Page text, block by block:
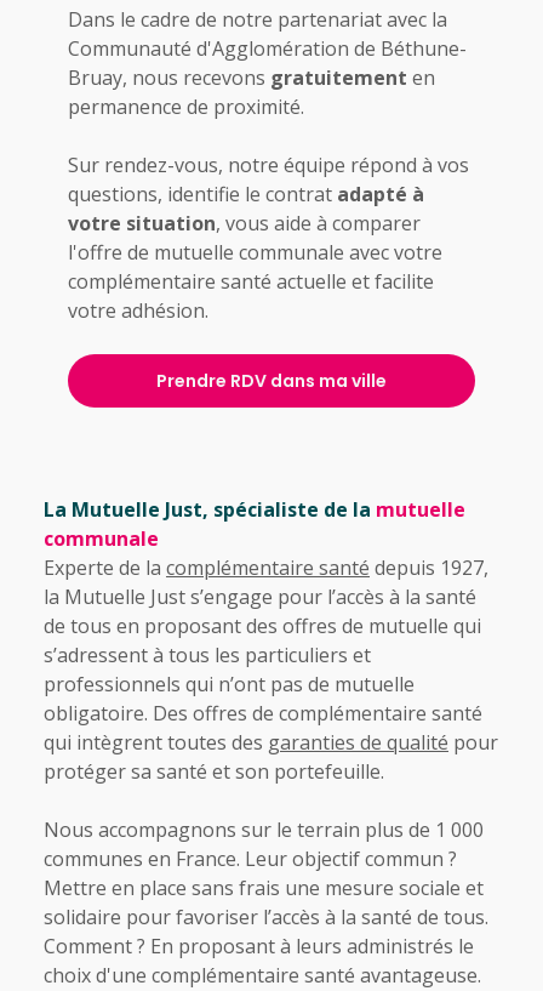
Dans le cadre de notre partenariat avec la
Communauté d'Agglomération de Béthune-
Bruay, nous recevons gratuitement en
permanence de proximité.
Sur rendez-vous, notre équipe répond à vos
questions, identifie le contrat adapté à
votre situation, vous aide à comparer
l'offre de mutuelle communale avec votre
complémentaire santé actuelle et facilite
votre adhésion.
Prendre RDV dans ma ville
La Mutuelle Just, spécialiste de la mutuelle
communale
Experte de la complémentaire santé depuis 1927,
la Mutuelle Just s’engage pour l’accès à la santé
de tous en proposant des offres de mutuelle qui
s’adressent à tous les particuliers et
professionnels qui n’ont pas de mutuelle
obligatoire. Des offres de complémentaire santé
qui intègrent toutes des garanties de qualité pour
protéger sa santé et son portefeuille.
Nous accompagnons sur le terrain plus de 1 000
communes en France. Leur objectif commun ?
Mettre en place sans frais une mesure sociale et
solidaire pour favoriser l’accès à la santé de tous.
Comment ? En proposant à leurs administrés le
choix d'une complémentaire santé avantageuse.